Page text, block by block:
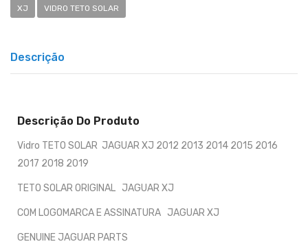
XJ
VIDRO TETO SOLAR
Descrição
Descrição Do Produto
Vidro TETO SOLAR JAGUAR XJ 2012 2013 2014 2015 2016
2017 2018 2019
TETO SOLAR ORIGINAL JAGUAR XJ
COM LOGOMARCA E ASSINATURA JAGUAR XJ
GENUINE JAGUAR PARTS